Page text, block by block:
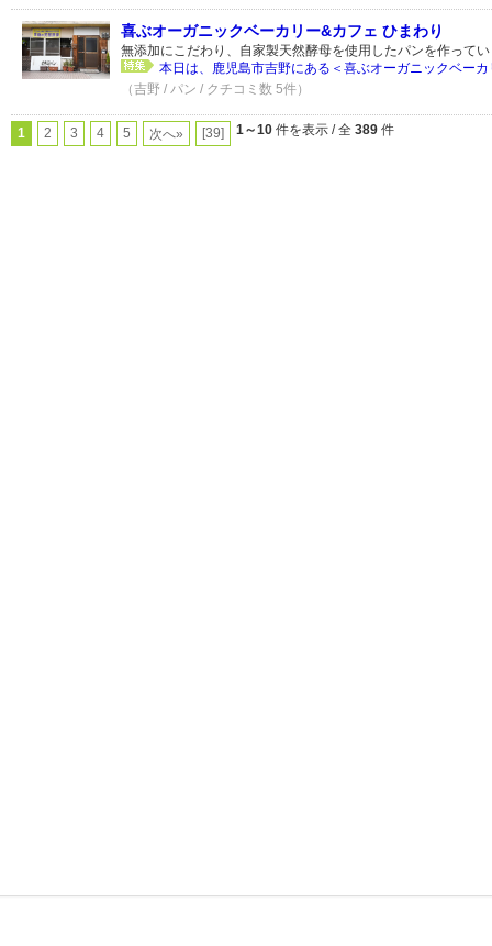
喜ぶオーガニックベーカリー&カフェ ひまわり
無添加にこだわり、自家製天然酵母を使用したパンを作って
本日は、鹿児島市吉野にある＜喜ぶオーガニックベー
（吉野 / パン / クチコミ数 5件）
1 2 3 4 5 次へ» [39] 1～10 件を表示 / 全 389 件